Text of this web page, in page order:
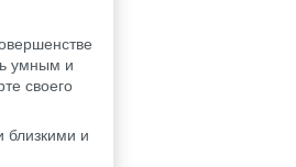
умным и
своего
близкими и